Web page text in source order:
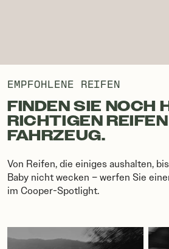
EMPFOHLENE REIFEN
FINDEN SIE NOCH
RICHTIGEN
FAHRZEUG.
Von Reifen, die einiges aushalten,
Baby nicht wecken – werfen Sie
im Cooper-Spotlight.